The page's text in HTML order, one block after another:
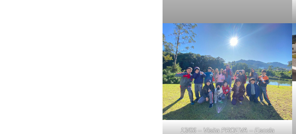
13/06 – Visita PROEVA – Escola